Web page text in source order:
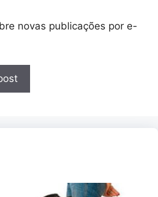
novas publicações por e-